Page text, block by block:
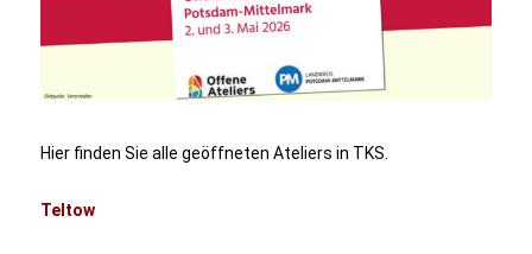
Hier finden Sie alle geöffneten Ateliers in TKS.
Teltow